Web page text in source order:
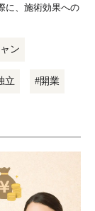
に、施術効果への
ン
立 #開業